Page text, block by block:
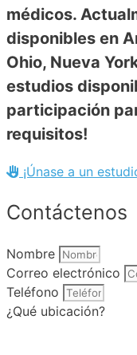
médicos.
disponibles en
Ohio, Nueva
estudios
participación
requisitos!
¡Únase a un
Contáctenos
Nombre
Correo electrónico
Teléfono
¿Qué ubicación?